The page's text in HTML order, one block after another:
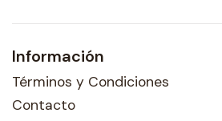
Información
Términos y Condiciones
Contacto